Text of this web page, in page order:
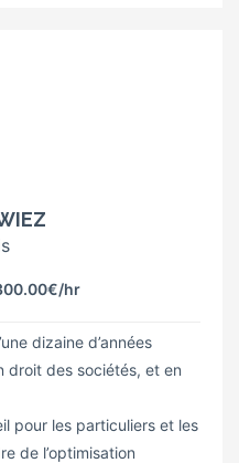
/hr
dizaine d’années
droit des sociétés, et en
pour les particuliers et les
de l’optimisation